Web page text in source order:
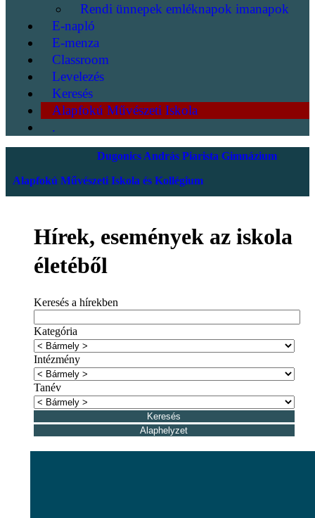
Rendi ünnepek emléknapok imanapok
E-napló
E-menza
Classroom
Levelezés
Keresés
Alapfokú Művészeti Iskola
.
Dugonics András Piarista Gimnázium
Alapfokú Művészeti Iskola és Kollégium
Hírek, események az iskola
életéből
Keresés a hírekben
Kategória
Intézmény
Tanév